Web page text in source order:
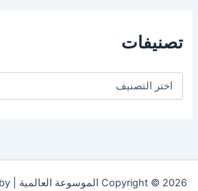
تصنيفات
ت
Copyright © 2026 الموسوعة العالمية | Powered by